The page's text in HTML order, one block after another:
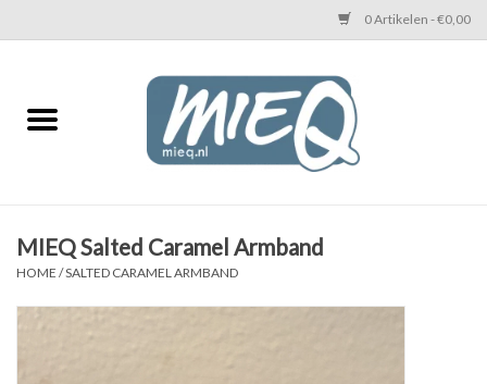
0 Artikelen - €0,00
Home
MIEQ Salted Caramel Armband
HOME /SALTED CARAMEL ARMBAND